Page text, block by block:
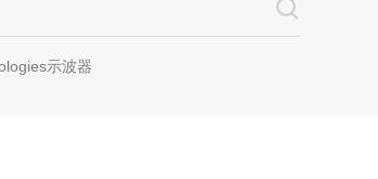
示波器